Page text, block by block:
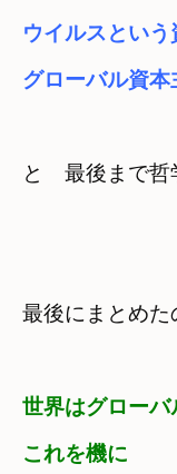
ウイルスとい
グローバル資
と　最後まで哲
最後にまとめた
世界はグロー
これを機に